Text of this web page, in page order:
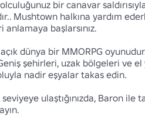
bir canavar
Mushtown halkına yardım
başlarsınız.
dünya bir MMORPG
şehirleri, uzak bölgeleri ve
nadir eşyalar takas edin.
ulaştığınızda, Baron